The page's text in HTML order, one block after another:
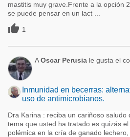
mastitis muy grave.Frente a la opción
se puede pensar en un lact ...
 1
AOscar Perusia le gusta el
Inmunidad en becerras:
uso de antimicrobianos.
Dra Karina : reciba un cariñoso
tema que usted ha tratado es quizás
polémica en la cría de ganado